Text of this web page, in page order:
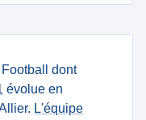
dont
évolue en
L'équipe